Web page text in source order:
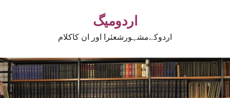
اردومیگ
اردوکےمشہورشعئرا اور ان کاکلام